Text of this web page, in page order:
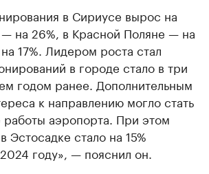
в Сириусе вырос на
на 26%, в Красной Поляне — на
17%. Лидером роста стал
в городе стало в три
годом ранее. Дополнительным
к направлению могло стать
работы аэропорта. При этом
Эстосадке стало на 15%
году», — пояснил он.